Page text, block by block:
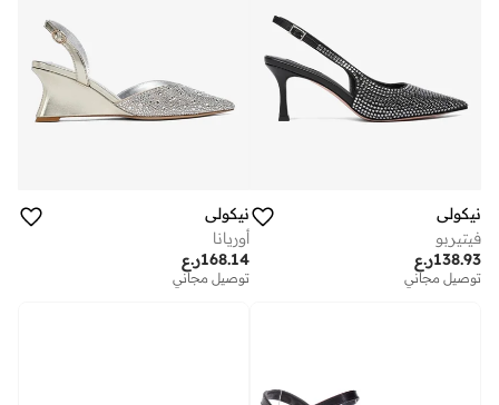
نيكولي
فيتيربو
ر.ع138.93
توصيل مجاني
نيكولي
أوريانا
ر.ع168.14
توصيل مجاني